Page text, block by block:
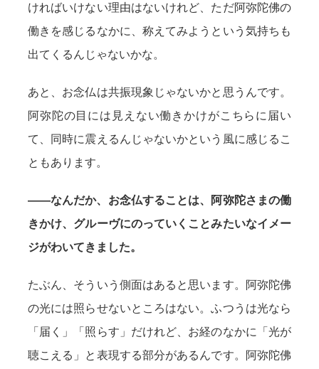
ければいけない理由はないけれど、ただ阿弥陀佛の
働きを感じるなかに、称えてみようという気持ちも
出てくるんじゃないかな。
あと、お念仏は共振現象じゃないかと思うんです。
阿弥陀の目には見えない働きかけがこちらに届い
て、同時に震えるんじゃないかという風に感じるこ
ともあります。
——なんだか、お念仏することは、阿弥陀さまの働
きかけ、グルーヴにのっていくことみたいなイメー
ジがわいてきました。
たぶん、そういう側面はあると思います。阿弥陀佛
の光には照らせないところはない。ふつうは光なら
「届く」「照らす」だけれど、お経のなかに「光が
聴こえる」と表現する部分があるんです。阿弥陀佛